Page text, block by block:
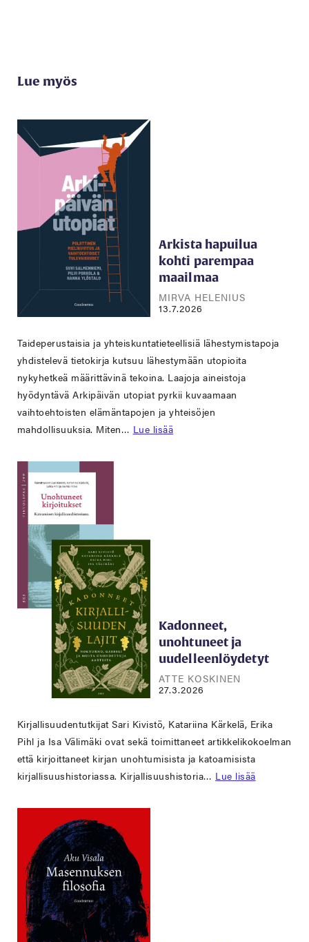
Lue myös
Arkista hapuilua
kohti parempaa
maailmaa
MIRVA HELENIUS
13.7.2026
Taideperustaisia ja yhteiskuntatieteellisiä lähestymistapoja
yhdistelevä tietokirja kutsuu lähestymään utopioita
nykyhetkeä määrittävinä tekoina. Laajoja aineistoja
hyödyntävä Arkipäivän utopiat pyrkii kuvaamaan
vaihtoehtoisten elämäntapojen ja yhteisöjen
mahdollisuuksia. Miten… Lue lisää
Kadonneet,
unohtuneet ja
uudelleenlöydetyt
ATTE KOSKINEN
27.3.2026
Kirjallisuudentutkijat Sari Kivistö, Katariina Kärkelä, Erika
Pihl ja Isa Välimäki ovat sekä toimittaneet artikkelikokoelman
että kirjoittaneet kirjan unohtumisista ja katoamisista
kirjallisuushistoriassa. Kirjallisuushistoria… Lue lisää